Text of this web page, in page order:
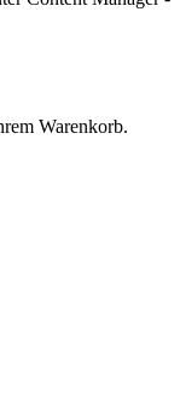
Warenkorb.